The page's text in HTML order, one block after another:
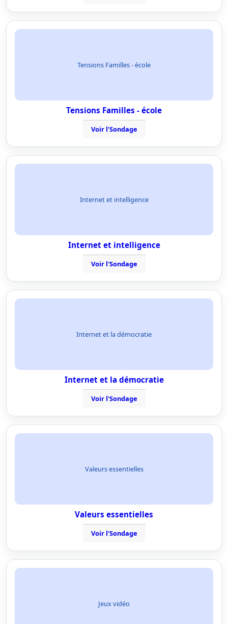
Tensions Familles - école
Tensions Familles - école
Voir l'Sondage
Internet et intelligence
Internet et intelligence
Voir l'Sondage
Internet et la démocratie
Internet et la démocratie
Voir l'Sondage
Valeurs essentielles
Valeurs essentielles
Voir l'Sondage
Jeux vidéo